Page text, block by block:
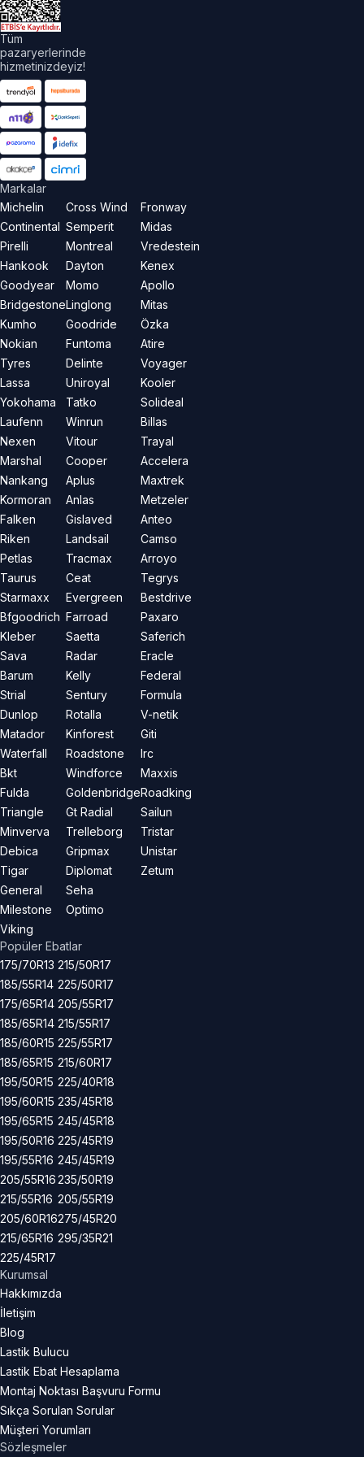
Tüm
pazaryerlerinde
hizmetinizdeyiz!
Markalar
Michelin
Continental
Pirelli
Hankook
Goodyear
Bridgestone
Kumho
Nokian
Tyres
Lassa
Yokohama
Laufenn
Nexen
Marshal
Nankang
Kormoran
Falken
Riken
Petlas
Taurus
Starmaxx
Bfgoodrich
Kleber
Sava
Barum
Strial
Dunlop
Matador
Waterfall
Bkt
Fulda
Triangle
Minverva
Debica
Tigar
General
Milestone
Viking
Cross Wind
Semperit
Montreal
Dayton
Momo
Linglong
Goodride
Funtoma
Delinte
Uniroyal
Tatko
Winrun
Vitour
Cooper
Aplus
Anlas
Gislaved
Landsail
Tracmax
Ceat
Evergreen
Farroad
Saetta
Radar
Kelly
Sentury
Rotalla
Kinforest
Roadstone
Windforce
Goldenbridge
Gt Radial
Trelleborg
Gripmax
Diplomat
Seha
Optimo
Fronway
Midas
Vredestein
Kenex
Apollo
Mitas
Özka
Atire
Voyager
Kooler
Solideal
Billas
Trayal
Accelera
Maxtrek
Metzeler
Anteo
Camso
Arroyo
Tegrys
Bestdrive
Paxaro
Saferich
Eracle
Federal
Formula
V-netik
Giti
Irc
Maxxis
Roadking
Sailun
Tristar
Unistar
Zetum
Popüler Ebatlar
175/70R13
185/55R14
175/65R14
185/65R14
185/60R15
185/65R15
195/50R15
195/60R15
195/65R15
195/50R16
195/55R16
205/55R16
215/55R16
205/60R16
215/65R16
225/45R17
215/50R17
225/50R17
205/55R17
215/55R17
225/55R17
215/60R17
225/40R18
235/45R18
245/45R18
225/45R19
245/45R19
235/50R19
205/55R19
275/45R20
295/35R21
Kurumsal
Hakkımızda
İletişim
Blog
Lastik Bulucu
Lastik Ebat Hesaplama
Montaj Noktası Başvuru Formu
Sıkça Sorulan Sorular
Müşteri Yorumları
Sözleşmeler